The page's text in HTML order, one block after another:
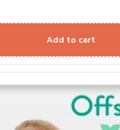
Add to cart